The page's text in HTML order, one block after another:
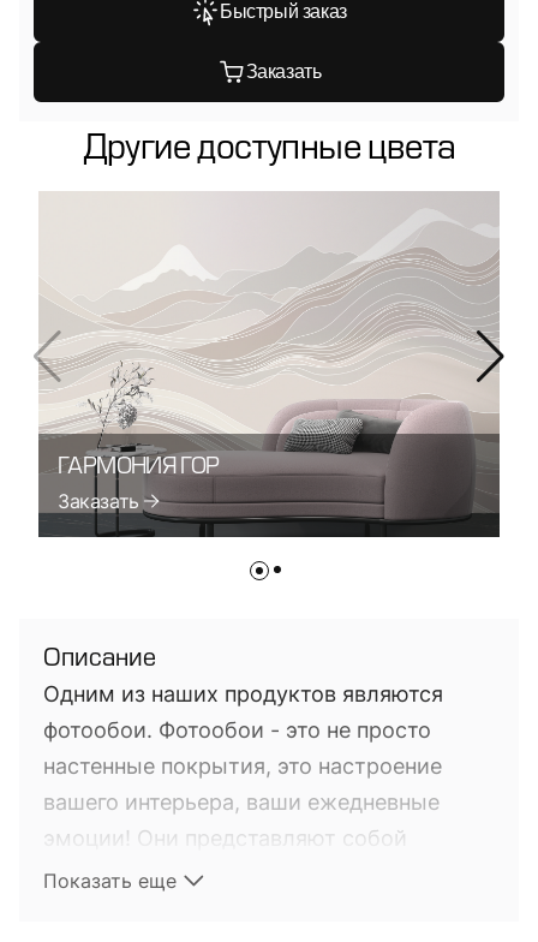
Быстрый заказ
Заказать
Другие доступные цвета
ГАРМОНИЯ ГОР
Заказать
Описание
Одним из наших продуктов являются
фотообои. Фотообои - это не просто
настенные покрытия, это настроение
вашего интерьера, ваши ежедневные
эмоции! Они представляют собой
фотопечать на настенных покрытиях. Это
Показать еще